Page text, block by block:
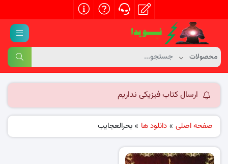
ارسال کتاب فیزیکی نداریم
صفحه اصلی » دانلود ها » بحرالعجایب